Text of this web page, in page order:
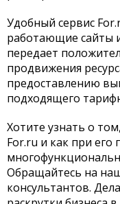
Удобный сервис
работающие сайты
передает
продвижения
предоставлению
подходящего
Хотите узнать о
For.ru и как при
Обращайтесь на
консультантов.